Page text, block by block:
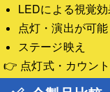
LEDによる視覚
点灯・演出が可能
ステージ映え
👉 点灯式・カウン